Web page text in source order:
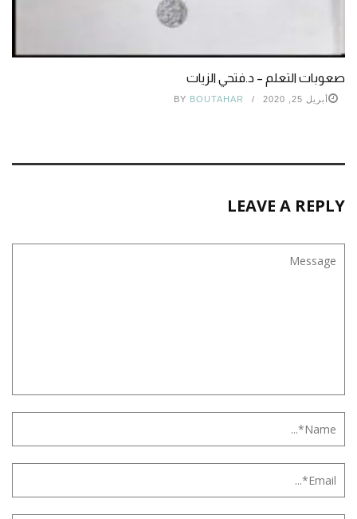
صعوبات التعلم – د.فتحي الزيات
أبريل 25, 2020 BY BOUTAHAR
LEAVE A REPLY